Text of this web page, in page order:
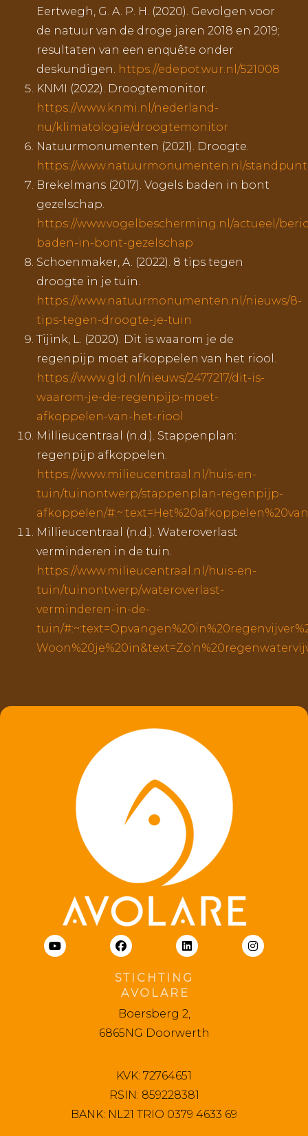
Eertwegh, G. A. P. H. (2020). Gevolgen voor
de natuur van de droge jaren 2018 en 2019;
resultaten van een enquête onder
deskundigen. https://edepot.wur.nl/521008
KNMI (2022). Droogtemonitor.
https://www.knmi.nl/nederland-
nu/klimatologie/droogtemonitor
Natuurmonumenten (2021). Droogte.
https://www.natuurmonumenten.nl/
Brekelmans (2017). Vogels baden in bont
gezelschap.
https://www.vogelbescherming.nl/actueel/
baden-in-bont-gezelschap
Schoenmaker, A. (2022). 8 tips tegen
droogte in je tuin.
https://www.natuurmonumenten.nl/nieuws/8-
tips-tegen-droogte-je-tuin
Tijink, L. (2020). Dit is waarom je de
regenpijp moet afkoppelen van het riool.
https://www.gld.nl/nieuws/2477217/dit-is-
waarom-je-de-regenpijp-moet-
afkoppelen-van-het-riool
Millieucentraal (n.d.). Stappenplan:
regenpijp afkoppelen.
https://www.milieucentraal.nl/huis-en-
tuin/tuinontwerp/stappenplan-regenpijp-
afkoppelen/
Millieucentraal (n.d.). Wateroverlast
verminderen in de tuin.
https://www.milieucentraal.nl/huis-en-
tuin/tuinontwerp/wateroverlast-
verminderen-in-de-
tuin/
S T I C H T I N G
A V O L A R E
Boersberg 2,
6865NG Doorwerth
KVK: 72764651
RSIN: 859228381
BANK: NL21 TRIO 0379 4633 69